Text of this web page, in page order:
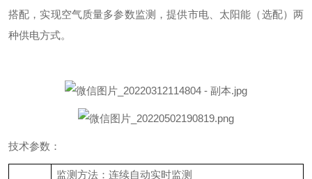
搭配，实现空气质量多参数监测，提供市电、太阳能（选配）两
种供电方式。
技术参数：
监测方法：连续自动实时监测